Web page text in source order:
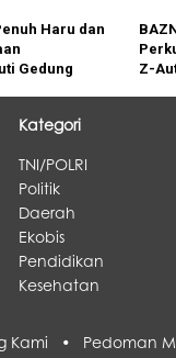
Haru dan
Gedung
Tokoh Asep
Z-
Kategori
TNI/POLRI
Politik
Daerah
Ekobis
Pendidikan
Kesehatan
Kami • Pedoman